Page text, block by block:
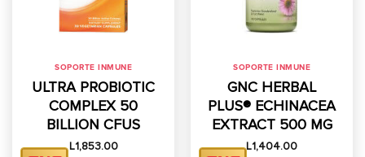
SOPORTE INMUNE
ULTRA PROBIOTIC
COMPLEX 50
BILLION CFUS
L1,853.00
SOPORTE INMUNE
GNC HERBAL
PLUS® ECHINACEA
EXTRACT 500 MG
L1,404.00